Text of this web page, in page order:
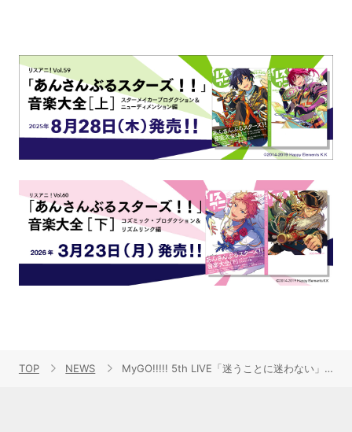
TOP NEWS MyGO!!!!! 5th LIVE「迷うことに迷わない」全国12館ライブ・ビューイング受付がスタート！